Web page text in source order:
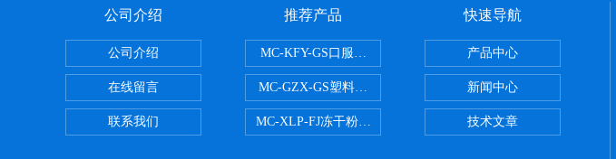
公司介绍
公司介绍
在线留言
联系我们
推荐产品
MC-KFY-GS口服液灌装线
MC-GZX-GS塑料瓶高速跟踪式灌装线
MC-XLP-FJ冻干粉西林瓶灌装机
快速导航
产品中心
新闻中心
技术文章